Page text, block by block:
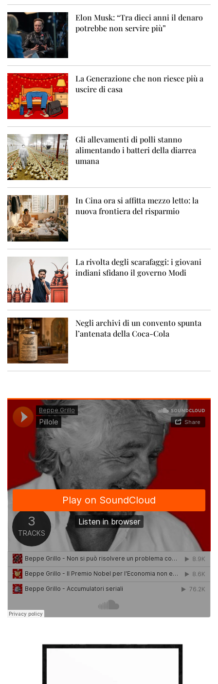
Elon Musk: “Tra dieci anni il denaro
potrebbe non servire più”
La Generazione che non riesce più a
uscire di casa
Gli allevamenti di polli stanno
alimentando i batteri della diarrea
umana
In Cina ora si affitta mezzo letto: la
nuova frontiera del risparmio
La rivolta degli scarafaggi: i giovani
indiani sfidano il governo Modi
Negli archivi di un convento spunta
l’antenata della Coca-Cola